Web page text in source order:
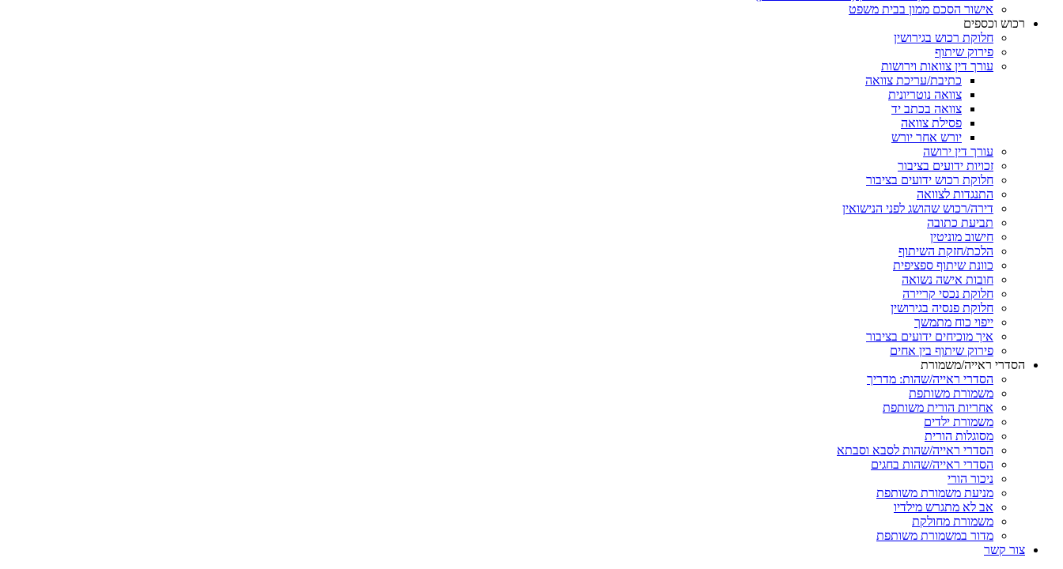
אישור הסכם ממון בבית משפט
רכוש וכספים
חלוקת רכוש בגירושין
פירוק שיתוף
עורך דין צוואות וירושות
כתיבת/עריכת צוואה
צוואה נוטריונית
צוואה בכתב יד
פסילת צוואה
יורש אחר יורש
עורך דין ירושה
זכויות ידועים בציבור
חלוקת רכוש ידועים בציבור
התנגדות לצוואה
דירה/רכוש שהושג לפני הנישואין
תביעת כתובה
חישוב מוניטין
הלכת/חזקת השיתוף
כוונת שיתוף ספציפית
חובות אישה נשואה
חלוקת נכסי קריירה
חלוקת פנסיה בגירושין
ייפוי כוח מתמשך
איך מוכיחים ידועים בציבור
פירוק שיתוף בין אחים
הסדרי ראייה/משמורת
הסדרי ראייה/שהות: מדריך
משמורת משותפת
אחריות הורית משותפת
משמורת ילדים
מסוגלות הורית
הסדרי ראייה/שהות לסבא וסבתא
הסדרי ראייה/שהות בחגים
ניכור הורי
מניעת משמורת משותפת
אב לא מתגרש מילדיו
משמורת מחולקת
מדור במשמורת משותפת
צור קשר